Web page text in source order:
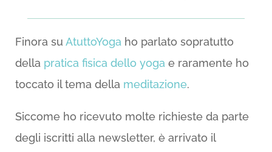
Finora su AtuttoYoga ho parlato sopratutto
della pratica fisica dello yoga e raramente ho
toccato il tema della meditazione.
Siccome ho ricevuto molte richieste da parte
degli iscritti alla newsletter, è arrivato il